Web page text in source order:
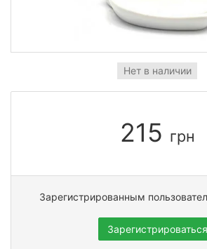
Нет в наличии
215 грн
Зарегистрированным
Зарегистрироваться